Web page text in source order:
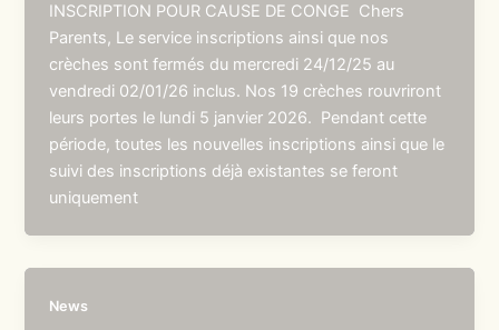
INSCRIPTION POUR CAUSE DE CONGE Chers
Parents, Le service inscriptions ainsi que nos
crèches sont fermés du mercredi 24/12/25 au
vendredi 02/01/26 inclus. Nos 19 crèches rouvriront
leurs portes le lundi 5 janvier 2026. Pendant cette
période, toutes les nouvelles inscriptions ainsi que le
suivi des inscriptions déjà existantes se feront
uniquement
News